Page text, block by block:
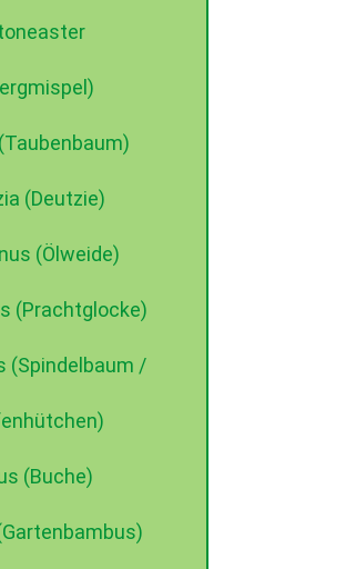
(Deutzie)
(Ölweide)
(Prachtglocke)
(Spindelbaum /
(Buche)